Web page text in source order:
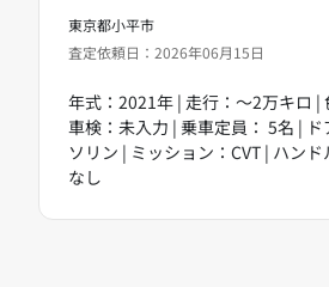
東京都小平市
査定依頼日：2026年06月15日
年式：2021年 | 走行：～2万キロ |
車検：未入力 | 乗車定員： 5名 |
ソリン | ミッション：CVT | ハンド
なし